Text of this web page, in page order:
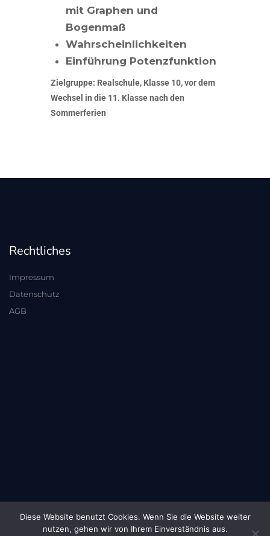
mit Graphen und
Bogenmaß
Wahrscheinlichkeiten
Einführung Potenzfunktion
Zielgruppe: Realschule, Klasse 10, vor dem
Wechsel in die 11. Klasse nach den
Sommerferien
Rechtliches
Impressum
Datenschutz
AGB
Diese Website benutzt Cookies. Wenn Sie die Website weiter
nutzen, gehen wir von Ihrem Einverständnis aus.